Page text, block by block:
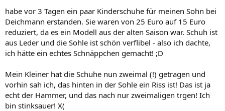
habe vor 3 Tagen ein paar Kinderschuhe für meinen Sohn bei
Deichmann erstanden. Sie waren von 25 Euro auf 15 Euro
reduziert, da es ein Modell aus der alten Saison war. Schuh ist
aus Leder und die Sohle ist schön verflibel - also ich dachte,
ich hätte ein echtes Schnäppchen gemacht! ;D
Mein Kleiner hat die Schuhe nun zweimal (!) getragen und
vorhin sah ich, das hinten in der Sohle ein Riss ist! Das ist ja
echt der Hammer, und das nach nur zweimaligen trgen! Ich
bin stinksauer! X(